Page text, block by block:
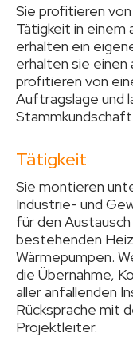
Sie profitieren
Tätigkeit in
erhalten ein
erhalten sie
profitieren von
Auftragslage und
Tätigkeit
Sie montieren
Industrie- und
für den
bestehenden
Wärmepumpen.
die Übernahme,
aller anfallenden
Rücksprache mit
Projektleiter.